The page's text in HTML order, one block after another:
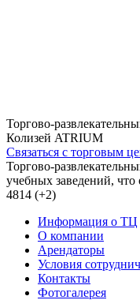
Торгово-
Колизей ATRIUM
Связаться с торговым
Торгово-
учебных заведений,
4814 (+2)
Информация о ТЦ
О компании
Арендаторы
Условия
Контакты
Фотогалерея